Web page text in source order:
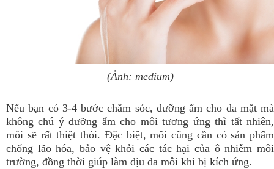
(Ảnh: medium)
Nếu bạn có 3-4 bước chăm sóc, dưỡng ẩm cho da mặt mà
không chú ý dưỡng ẩm cho môi tương ứng thì tất nhiên,
môi sẽ rất thiệt thòi. Đặc biệt, môi cũng cần có sản phẩm
chống lão hóa, bảo vệ khỏi các tác hại của ô nhiễm môi
trường, đồng thời giúp làm dịu da môi khi bị kích ứng.